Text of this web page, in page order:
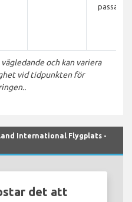
och kan variera
vid tidpunkten för
International Flygplats -
det att